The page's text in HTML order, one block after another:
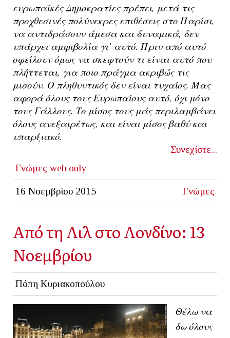
ευρωπαϊκές Δημοκρατίες πρέπει, μετά τις
προχθεσινές πολύνεκρες επιθέσεις στο Παρίσι,
να αντιδράσουν άμεσα και δυναμικά, δεν
υπάρχει αμφιβολία γι’ αυτό. Πριν από αυτό
οφείλουν όμως να σκεφτούν τι είναι αυτό που
πλήττεται, για ποιο πράγμα ακριβώς τις
μισούν. Ο πληθυντικός δεν είναι τυχαίος. Μας
αφορά όλους τους Ευρωπαίους αυτό, όχι μόνο
τους Γάλλους. Το μίσος τους μάς περιλαμβάνει
όλους ανεξαιρέτως, και είναι μίσος βαθύ και
υπαρξιακό.
Συνεχίστε...
Γνώμες web only
16 Νοεμβρίου 2015 Γνώμες
Από τη Λιλ στο Λονδίνο: 13
Νοεμβρίου
Πόπη Κυριακοπούλου
Θέλω να
δω όλους